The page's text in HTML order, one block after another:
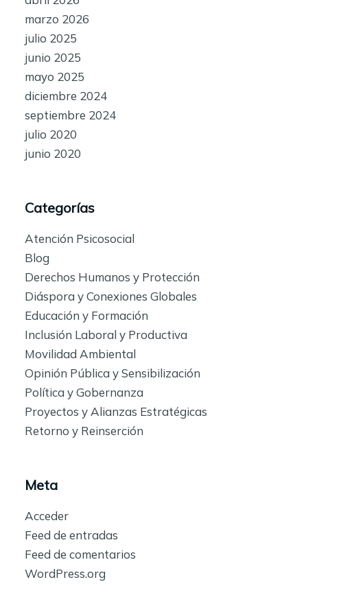
marzo 2026
julio 2025
junio 2025
mayo 2025
diciembre 2024
septiembre 2024
julio 2020
junio 2020
Categorías
Atención Psicosocial
Blog
Derechos Humanos y Protección
Diáspora y Conexiones Globales
Educación y Formación
Inclusión Laboral y Productiva
Movilidad Ambiental
Opinión Pública y Sensibilización
Política y Gobernanza
Proyectos y Alianzas Estratégicas
Retorno y Reinserción
Meta
Acceder
Feed de entradas
Feed de comentarios
WordPress.org